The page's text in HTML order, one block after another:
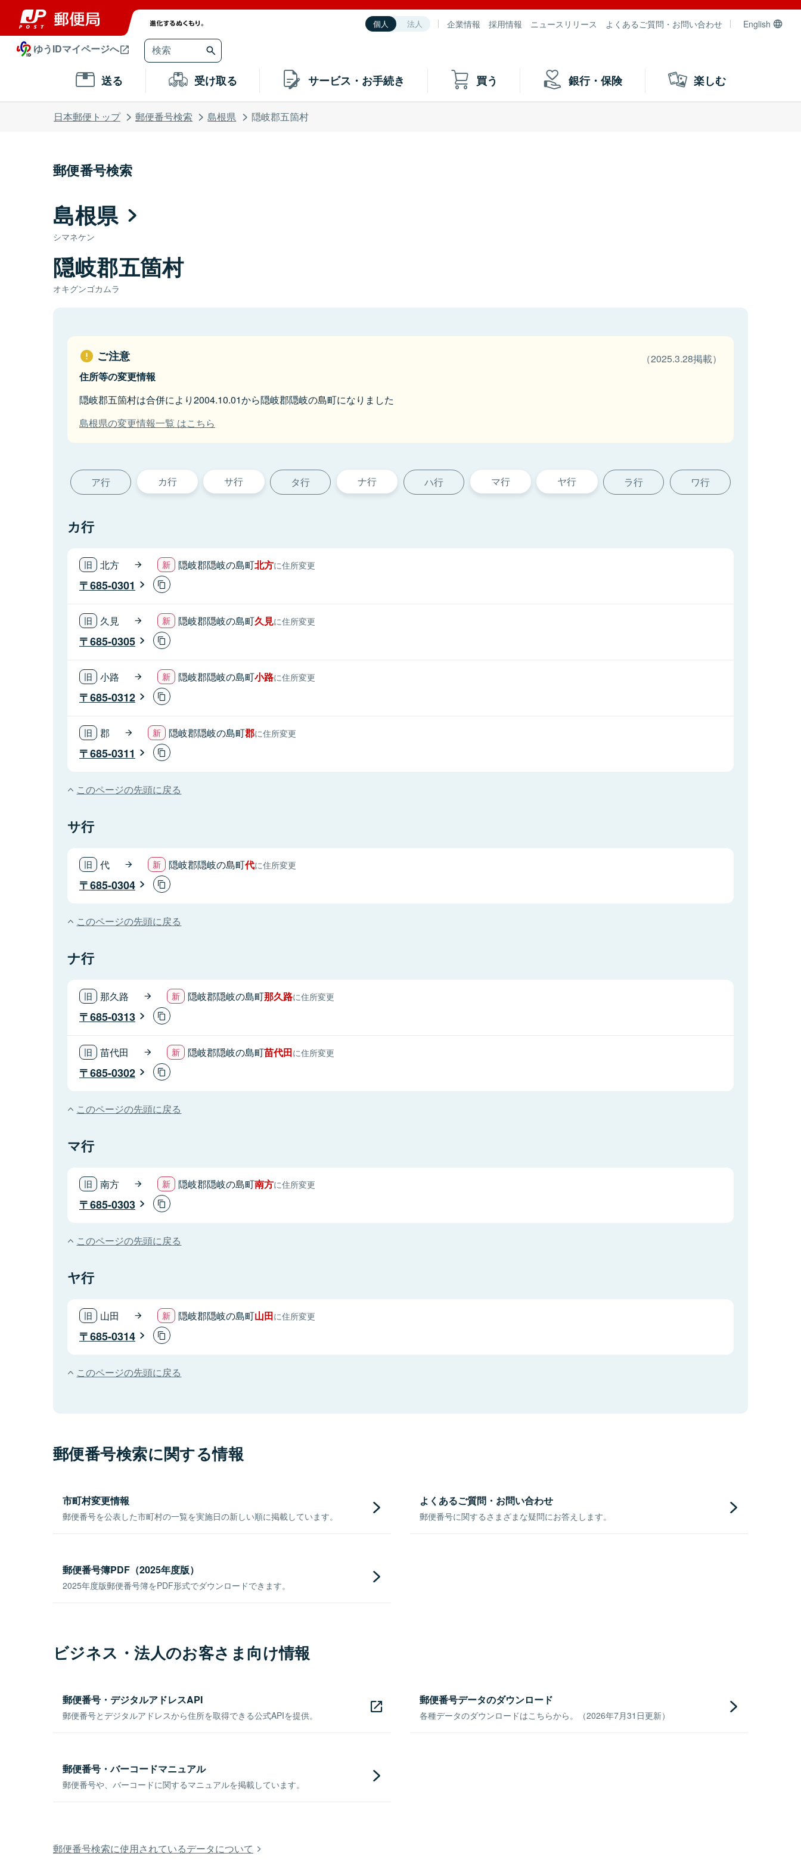
個人 法人 企業情報 採用情報 ニュースリリース よくあるご質問・お問い合わせ English
ゆうIDマイページへ
送る 受け取る サービス・お手続き 買う 銀行・保険 楽しむ
日本郵便トップ 郵便番号検索 島根県 隠岐郡五箇村
郵便番号検索
島根県
シマネケン
隠岐郡五箇村
オキグンゴカムラ
ご注意
（2025.3.28掲載）
住所等の変更情報
隠岐郡五箇村は合併により2004.10.01から隠岐郡隠岐の島町になりました
島根県の変更情報一覧 はこちら
ア行 カ行 サ行 タ行 ナ行 ハ行 マ行 ヤ行 ラ行 ワ行
カ行
北方 隠岐郡隠岐の島町北方に住所変更
685-0301
久見 隠岐郡隠岐の島町久見に住所変更
685-0305
小路 隠岐郡隠岐の島町小路に住所変更
685-0312
郡 隠岐郡隠岐の島町郡に住所変更
685-0311
このページの先頭に戻る
サ行
代 隠岐郡隠岐の島町代に住所変更
685-0304
このページの先頭に戻る
ナ行
那久路 隠岐郡隠岐の島町那久路に住所変更
685-0313
苗代田 隠岐郡隠岐の島町苗代田に住所変更
685-0302
このページの先頭に戻る
マ行
南方 隠岐郡隠岐の島町南方に住所変更
685-0303
このページの先頭に戻る
ヤ行
山田 隠岐郡隠岐の島町山田に住所変更
685-0314
このページの先頭に戻る
郵便番号検索に関する情報
市町村変更情報
郵便番号を公表した市町村の一覧を実施日の新しい順に掲載しています。
よくあるご質問・お問い合わせ
郵便番号に関するさまざまな疑問にお答えします。
郵便番号簿PDF（2025年度版）
2025年度版郵便番号簿をPDF形式でダウンロードできます。
ビジネス・法人のお客さま向け情報
郵便番号・デジタルアドレスAPI
郵便番号とデジタルアドレスから住所を取得できる公式APIを提供。
郵便番号データのダウンロード
各種データのダウンロードはこちらから。（2026年7月31日更新）
郵便番号・バーコードマニュアル
郵便番号や、バーコードに関するマニュアルを掲載しています。
郵便番号検索に使用されているデータについて